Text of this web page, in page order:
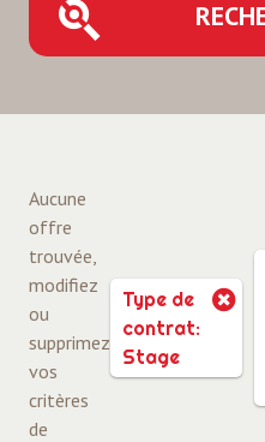
Aucune
offre
trouvée,
modifiez
ou
supprimez
vos
critères
de
Type de
contrat:
Stage